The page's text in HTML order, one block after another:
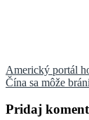
Navigácia
v
článku
Americký portál
Čína sa môže
Pridaj